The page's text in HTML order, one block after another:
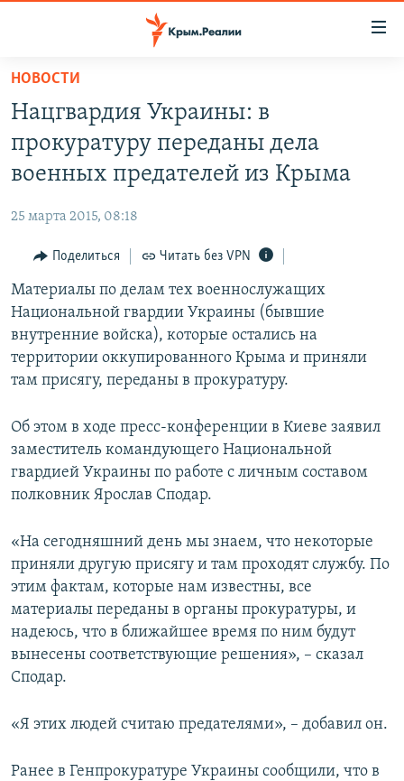
Вернуться
основному
содержанию
Вернутся
главной
навигации
Вернутся
поиску
СПЕЦПРОЕКТЫ
11 ЛЕТ ОККУПАЦИИ КРЫМА. 11 ИСТОРИЙ СОПРОТИВЛЕНИЯ
ВОДА
ЕЩЕ
ИНТЕРАКТИВ
ИНФОГРАФИКА
ТЕЛЕПРОЕКТ КРЫМ.РЕАЛИИ
СОВЕТЫ ПРАВОЗАЩИТНИКОВ
ПРОПАВШИЕ БЕЗ ВЕСТИ
ПОБЕДИТЕЛЕЙ НЕ СУДЯТ?
КРЫМ.НЕПОКОРЕННЫЙ
РАДІО СВОБОДА
КАК ОБОЙТИ БЛОКИРОВКУ
Українською
Qırımtatar
ПРИСОЕДИНЯЙТЕСЬ!
Все сайты RFE/RL
НОВОСТИ
Нацгвардия Украины: в
прокуратуру переданы дела
военных предателей из Крыма
25 марта 2015, 08:18
Поделиться Читать без VPN
Материалы по делам тех военнослужащих
Национальной гвардии Украины (бывшие
внутренние войска), которые остались на
территории оккупированного Крыма и приняли
там присягу, переданы в прокуратуру.
Об этом в ходе пресс-конференции в Киеве заявил
заместитель командующего Национальной
гвардией Украины по работе с личным составом
полковник Ярослав Сподар.
«На сегодняшний день мы знаем, что некоторые
приняли другую присягу и там проходят службу. По
этим фактам, которые нам известны, все
материалы переданы в органы прокуратуры, и
надеюсь, что в ближайшее время по ним будут
вынесены соответствующие решения», – сказал
Сподар.
«Я этих людей считаю предателями», – добавил он.
Ранее в Генпрокуратуре Украины сообщили, что в